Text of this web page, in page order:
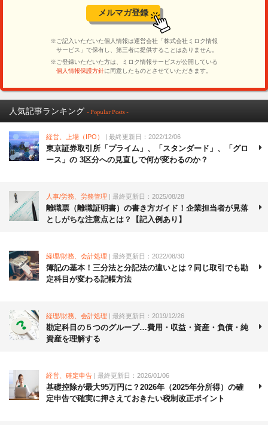
人気記事ランキング - Popular Posts -
経営、上場（IPO） | 最終更新日：2022/12/06
東京証券取引所「プライム」、「スタンダード」、「グロ
ース」の 3区分への見直しで何が変わるのか？
人事/労務、労務管理 | 最終更新日：2025/08/28
離職票（離職証明書）の書き方ガイド！企業担当者が見落
としがちな注意点とは？【記入例あり】
経理/財務、会計処理 | 最終更新日：2022/08/30
簿記の基本！三分法と分記法の違いとは？同じ取引でも勘
定科目が変わる記帳方法
経理/財務、会計処理 | 最終更新日：2019/12/26
勘定科目の５つのグループ…費用・収益・資産・負債・純
資産を理解する
経営、確定申告 | 最終更新日：2026/01/06
基礎控除が最大95万円に？2026年（2025年分所得）の確
定申告で確実に押さえておきたい税制改正ポイント